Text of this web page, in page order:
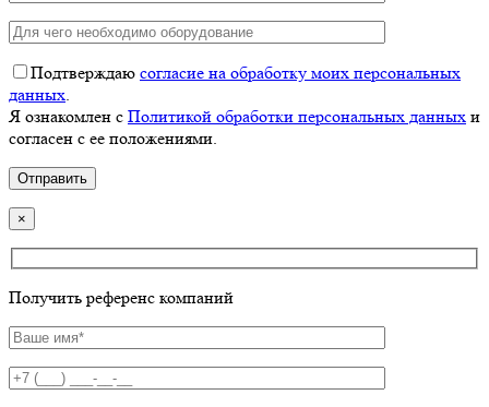
Подтверждаю согласие на обработку моих персональных
данных.
Я ознакомлен с Политикой обработки персональных данных и
согласен с ее положениями.
×
Получить референс компаний